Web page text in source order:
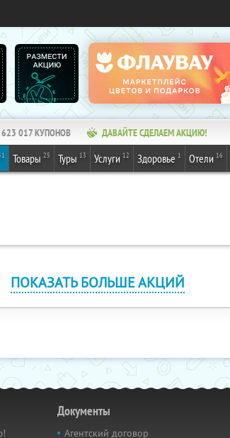
017КУПОНОВ ДАВАЙТЕ СДЕЛАЕМ АКЦИЮ!
Товары 25 Туры 13 Услуги 12 Здоровье 1 Отели 16
ПОКАЗАТЬ БОЛЬШЕ АКЦИЙ
Документы
Агентский договор